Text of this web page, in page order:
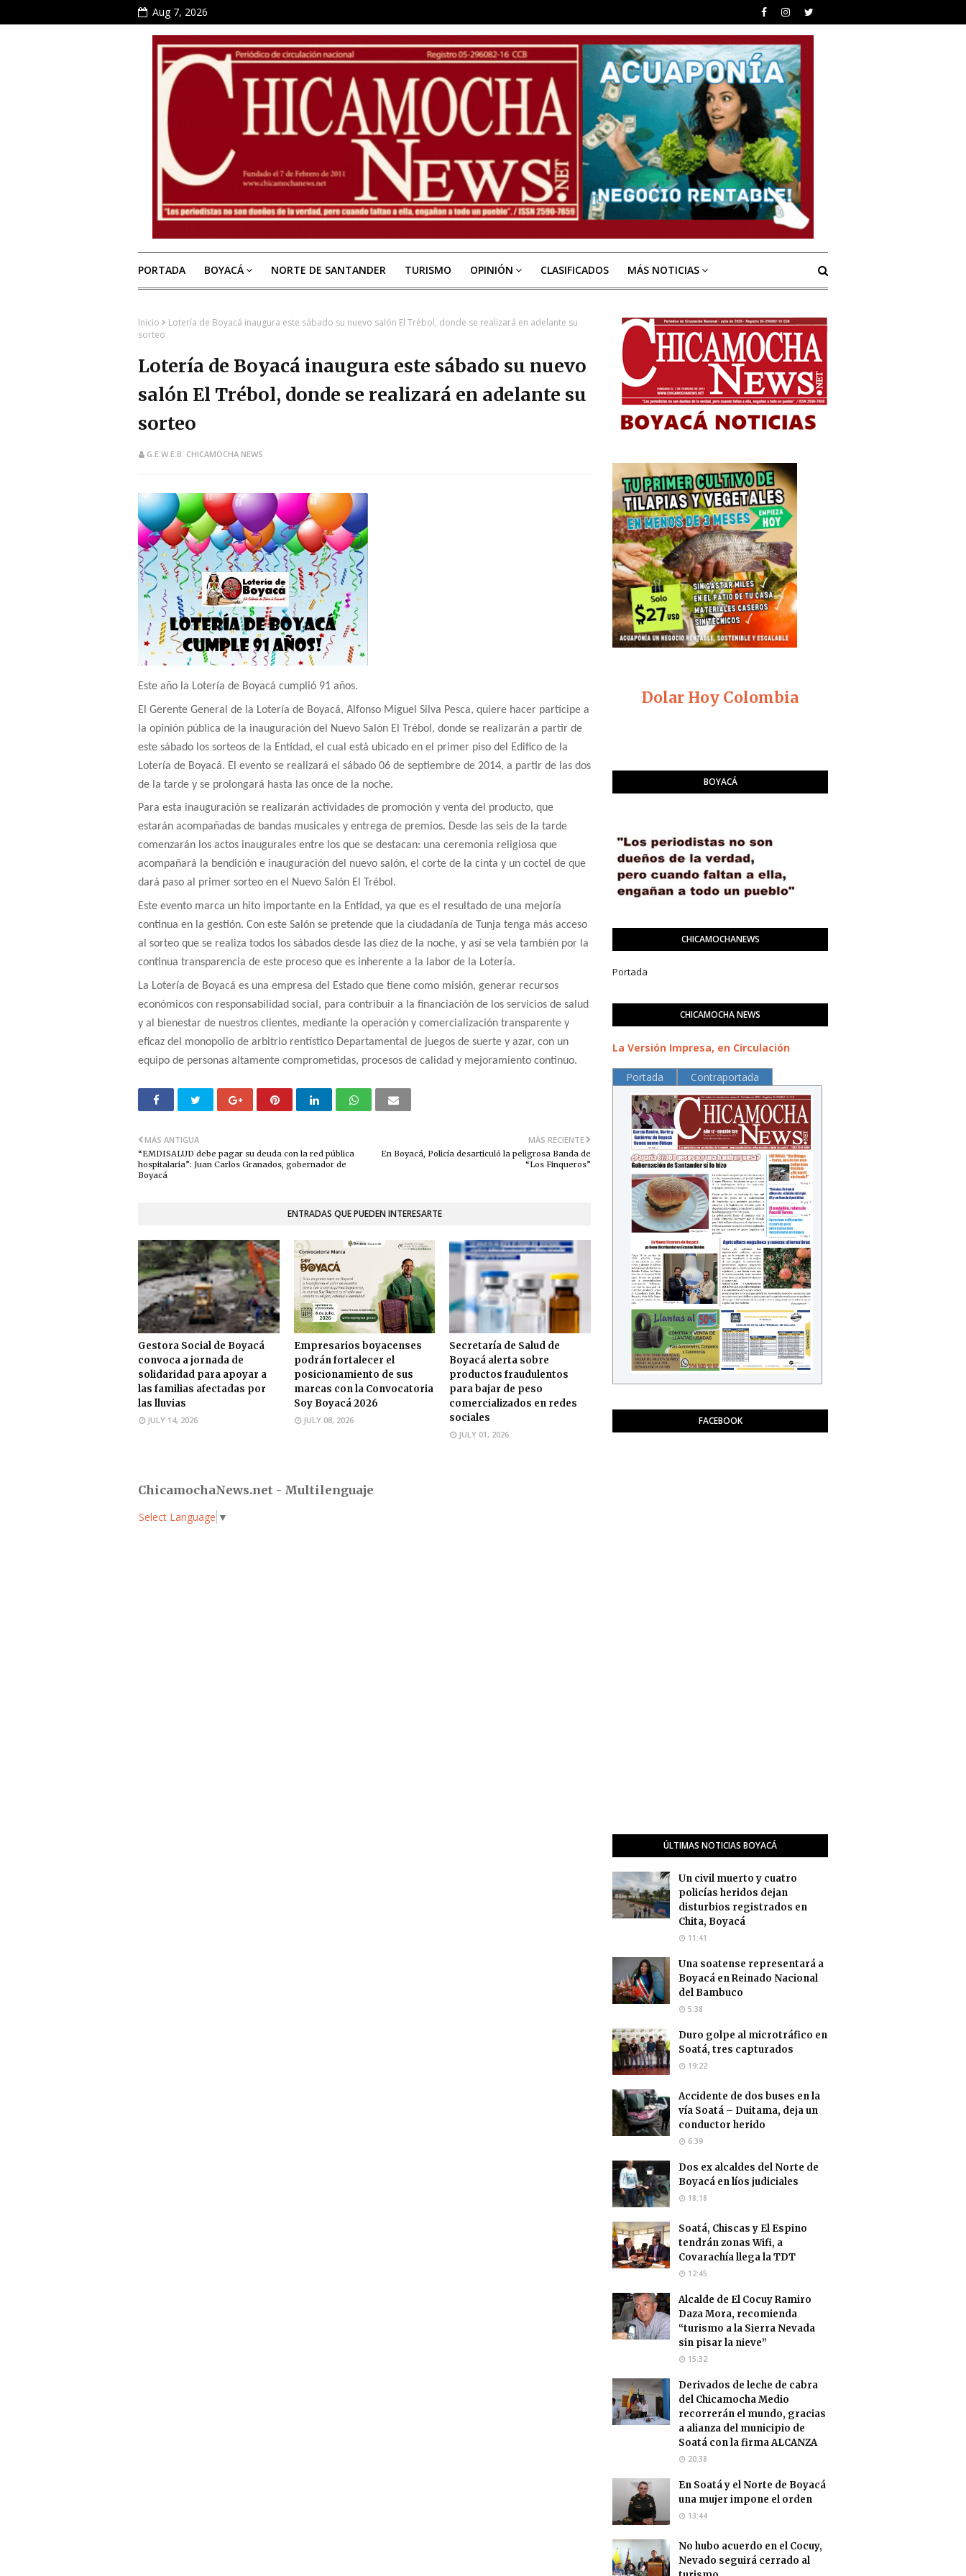
Aug 7, 2026
PORTADA BOYACÁ NORTE DE SANTANDER TURISMO OPINIÓN CLASIFICADOS MÁS NOTICIAS
Inicio
Lotería de Boyacá inaugura este sábado su nuevo salón El Trébol, donde se realizará en adelante su
sorteo
Lotería de Boyacá inaugura este sábado su nuevo
salón El Trébol, donde se realizará en adelante su
sorteo
G.E.W.E.B. CHICAMOCHA NEWS
​Este año la Lotería de Boyacá cumplió 91 años.
El Gerente General de la Lotería de Boyacá, Alfonso Miguel Silva Pesca, quiere hacer partícipe a
la opinión pública de la inauguración del Nuevo Salón El Trébol, donde se realizarán a partir de
este sábado los sorteos de la Entidad, el cual está ubicado en el primer piso del Edifico de la
Lotería de Boyacá. El evento se realizará el sábado 06 de septiembre de 2014, a partir de las dos
de la tarde y se prolongará hasta las once de la noche.
Para esta inauguración se realizarán actividades de promoción y venta del producto, que
estarán acompañadas de bandas musicales y entrega de premios. Desde las seis de la tarde
comenzarán los actos inaugurales entre los que se destacan: una ceremonia religiosa que
acompañará la bendición e inauguración del nuevo salón, el corte de la cinta y un coctel de que
dará paso al primer sorteo en el Nuevo Salón El Trébol.
Este evento marca un hito importante en la Entidad, ya que es el resultado de una mejoría
continua en la gestión. Con este Salón se pretende que la ciudadanía de Tunja tenga más acceso
al sorteo que se realiza todos los sábados desde las diez de la noche, y así se vela también por la
continua transparencia de este proceso que es inherente a la labor de la Lotería.
La Lotería de Boyacá es una empresa del Estado que tiene como misión, generar recursos
económicos con responsabilidad social, para contribuir a la financiación de los servicios de salud
y al bienestar de nuestros clientes, mediante la operación y comercialización transparente y
eficaz del monopolio de arbitrio rentístico Departamental de juegos de suerte y azar, con un
equipo de personas altamente comprometidas, procesos de calidad y mejoramiento continuo.
MÁS RECIENTE
En Boyacá, Policía desarticuló la peligrosa Banda de
“Los Finqueros”
MÁS ANTIGUA
“EMDISALUD debe pagar su deuda con la red pública
hospitalaria”: Juan Carlos Granados, gobernador de
Boyacá
ENTRADAS QUE PUEDEN INTERESARTE
Gestora Social de Boyacá
convoca a jornada de
solidaridad para apoyar a
las familias afectadas por
las lluvias
JULY 14, 2026
Empresarios boyacenses
podrán fortalecer el
posicionamiento de sus
marcas con la Convocatoria
Soy Boyacá 2026
JULY 08, 2026
Secretaría de Salud de
Boyacá alerta sobre
productos fraudulentos
para bajar de peso
comercializados en redes
sociales
JULY 01, 2026
ChicamochaNews.net - Multilenguaje
Select Language ▼
Dolar Hoy Colombia
BOYACÁ
CHICAMOCHANEWS
Portada
CHICAMOCHA NEWS
La Versión Impresa, en Circulación
Portada Contraportada
FACEBOOK
ÚLTIMAS NOTICIAS BOYACÁ
Un civil muerto y cuatro
policías heridos dejan
disturbios registrados en
Chita, Boyacá
11:41
Una soatense representará a
Boyacá en Reinado Nacional
del Bambuco
5:38
Duro golpe al microtráfico en
Soatá, tres capturados
19:22
Accidente de dos buses en la
vía Soatá – Duitama, deja un
conductor herido
6:39
Dos ex alcaldes del Norte de
Boyacá en líos judiciales
18:18
Soatá, Chiscas y El Espino
tendrán zonas Wifi, a
Covarachía llega la TDT
12:45
Alcalde de El Cocuy Ramiro
Daza Mora, recomienda
“turismo a la Sierra Nevada
sin pisar la nieve”
15:32
Derivados de leche de cabra
del Chicamocha Medio
recorrerán el mundo, gracias
a alianza del municipio de
Soatá con la firma ALCANZA
20:38
En Soatá y el Norte de Boyacá
una mujer impone el orden
13:44
No hubo acuerdo en el Cocuy,
Nevado seguirá cerrado al